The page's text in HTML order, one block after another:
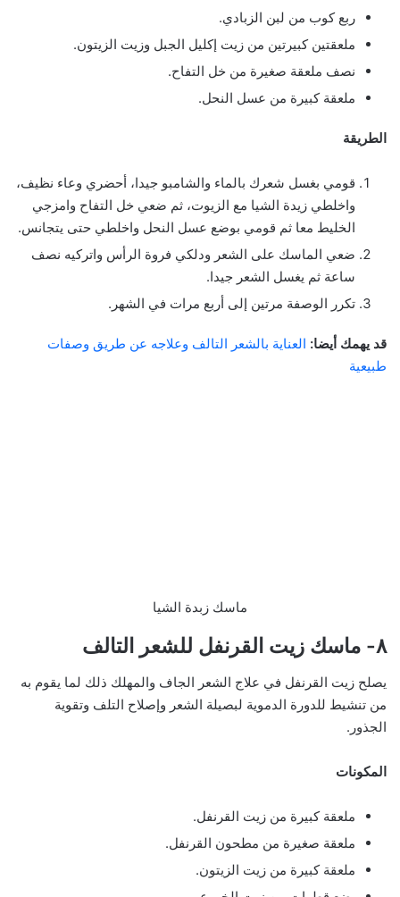
ربع كوب من لبن الزبادي.
ملعقتين كبيرتين من زيت إكليل الجبل وزيت الزيتون.
نصف ملعقة صغيرة من خل التفاح.
ملعقة كبيرة من عسل النحل.
الطريقة
قومي بغسل شعرك بالماء والشامبو جيدا، أحضري وعاء نظيف،
واخلطي زيدة الشيا مع الزيوت، ثم ضعي خل التفاح وامزجي
الخليط معا ثم قومي بوضع عسل النحل واخلطي حتى يتجانس.
ضعي الماسك على الشعر ودلكي فروة الرأس واتركيه نصف
ساعة ثم يغسل الشعر جيدا.
تكرر الوصفة مرتين إلى أربع مرات في الشهر.
قد يهمك أيضا: العناية بالشعر التالف وعلاجه عن طريق وصفات
طبيعية
ماسك زبدة الشيا
٨- ماسك زيت القرنفل للشعر التالف
يصلح زيت القرنفل في علاج الشعر الجاف والمهلك ذلك لما يقوم به
من تنشيط للدورة الدموية لبصيلة الشعر وإصلاح التلف وتقوية
الجذور.
المكونات
ملعقة كبيرة من زيت القرنفل.
ملعقة صغيرة من مطحون القرنفل.
ملعقة كبيرة من زيت الزيتون.